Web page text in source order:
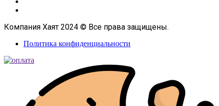
Компания Хаят 2024 © Все права защищены.
Политика конфиденциальности